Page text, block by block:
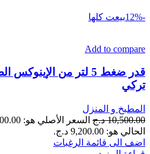
-12% بيعت كلها
Add to compare
قدر ضغط 5 لتر من
تركي
المطبخ و المنزل
10,500.00 د.ج السعر الأصلي هو: 10,500.00 د.ج.
الحالي هو: 9,200.00 د.ج.
اضف الى قائمة الرغبات